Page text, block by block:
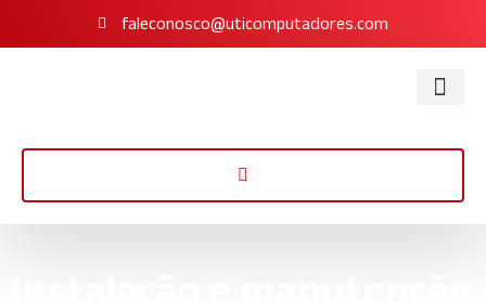
faleconosco@uticomputadores.com